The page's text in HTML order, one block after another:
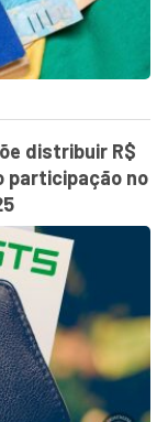
distribuir R$
participação no